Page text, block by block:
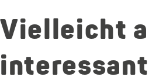
Vielleicht
interessant